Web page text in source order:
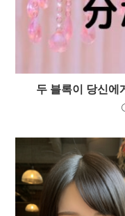
두 블록이 당신에